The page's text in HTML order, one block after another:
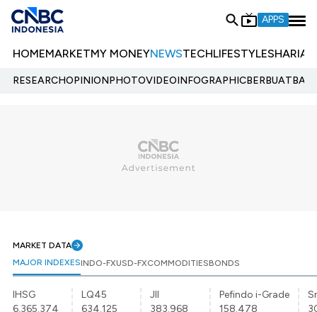
APPS
HOMEMARKETMY MONEYNEWSTECHLIFESTYLESHARIA
RESEARCHOPINIONPHOTOVIDEOINFOGRAPHIC
MARKET DATA
MAJOR INDEXESINDO-FXUSD-FXCOMMODITIESBONDS
IHSG
6,365.374
LQ45
634.125
JII
383.968
Pefindo i-Grade
158.478